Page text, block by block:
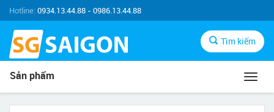
Hotline:0934.13.44.88 - 0986.13.44.88
Tìm kiếm
Sản phẩm